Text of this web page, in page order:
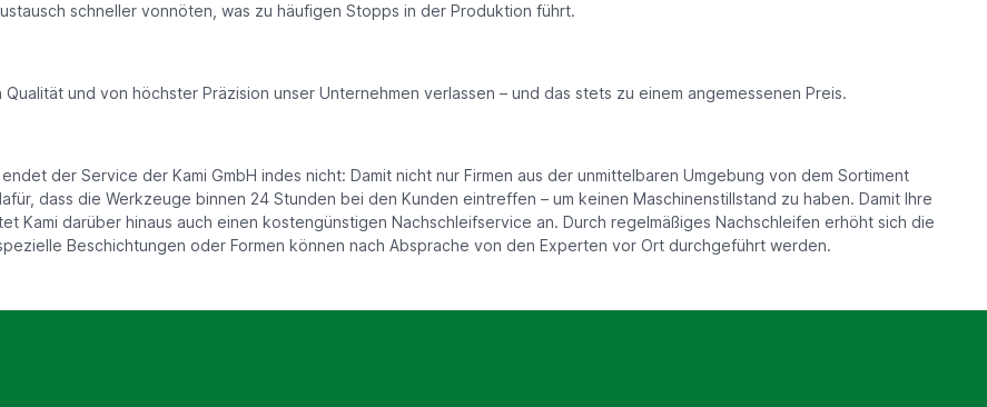
schneller vonnöten, was zu häufigen Stopps in der Produktion führt.
und von höchster Präzision unser Unternehmen verlassen – und das stets zu einem angemessenen Preis.
der Service der Kami GmbH indes nicht: Damit nicht nur Firmen aus der unmittelbaren Umgebung von dem Sortiment
dass die Werkzeuge binnen 24 Stunden bei den Kunden eintreffen – um keinen Maschinenstillstand zu haben. Damit Ihre
Kami darüber hinaus auch einen kostengünstigen Nachschleifservice an. Durch regelmäßiges Nachschleifen erhöht sich die
Beschichtungen oder Formen können nach Absprache von den Experten vor Ort durchgeführt werden.